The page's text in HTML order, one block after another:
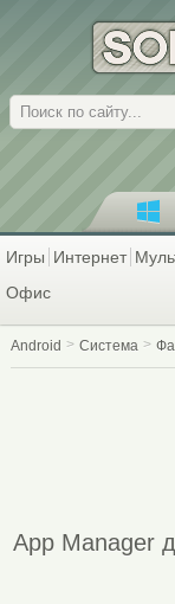
Поиск
Игры Интернет
Офис
Android Система
App Manager